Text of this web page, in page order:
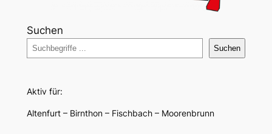
Suchen
Suchen
Aktiv für:
Altenfurt – Birnthon – Fischbach – Moorenbrunn